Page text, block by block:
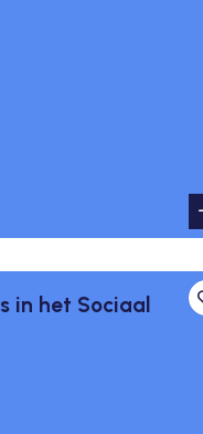
in het Sociaal